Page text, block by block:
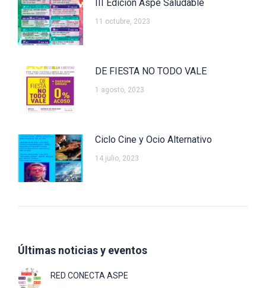
III Edición Aspe Saludable
11 octubre, 2023
DE FIESTA NO TODO VALE
1 agosto, 2023
Ciclo Cine y Ocio Alternativo
14 julio, 2023
Últimas noticias y eventos
RED CONECTA ASPE